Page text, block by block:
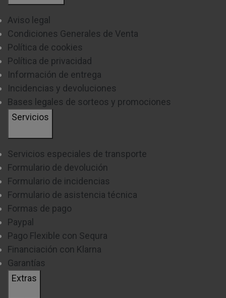
Aviso legal
Condiciones Generales de Venta
Política de cookies
Política de privacidad
Información de entrega
Incidencias y devoluciones
Bases legales de sorteos y promociones
Servicios
Servicios especiales de transporte
Formulario de devolución
Formulario de incidencias
Formulario de asistencia técnica
Formas de pago
Paypal
Pago Flexible con Sequra
Financiación con Klarna
Garantías
Extras